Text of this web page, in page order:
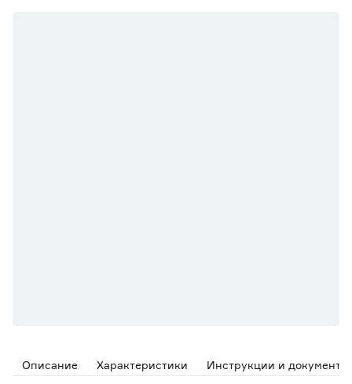
Описание Характеристики Инструкции и документы